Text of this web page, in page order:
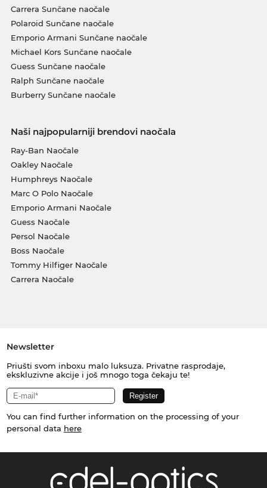
Carrera Sunčane naočale
Polaroid Sunčane naočale
Emporio Armani Sunčane naočale
Michael Kors Sunčane naočale
Guess Sunčane naočale
Ralph Sunčane naočale
Burberry Sunčane naočale
Naši najpopularniji brendovi naočala
Ray-Ban Naočale
Oakley Naočale
Humphreys Naočale
Marc O Polo Naočale
Emporio Armani Naočale
Guess Naočale
Persol Naočale
Boss Naočale
Tommy Hilfiger Naočale
Carrera Naočale
Newsletter
Priušti svom inboxu malo luksuza. Privatne rasprodaje,
ekskluzivne akcije i još mnogo toga čekaju te!
You can find further information on the processing of your
personal data here